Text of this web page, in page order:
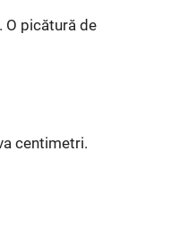
O picătură de
centimetri.